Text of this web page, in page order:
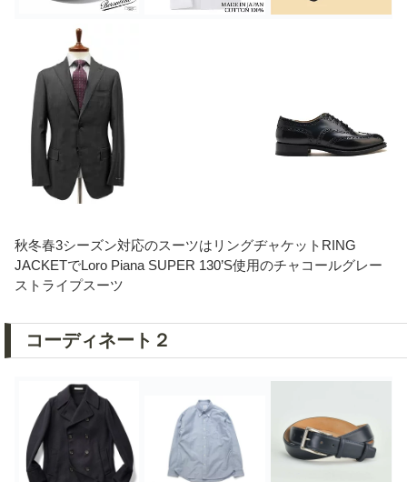
秋冬春3シーズン対応のスーツはリングヂャケットRING
JACKETでLoro Piana SUPER 130’S使用のチャコールグレー
ストライプスーツ
コーディネート２